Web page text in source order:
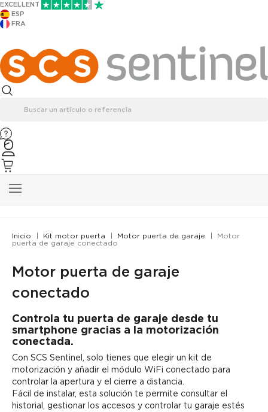
EXCELLENT
ESP
FRA
Inicio Kit motor puerta Motor puerta de garaje
Motor
puerta de garaje conectado
Motor puerta de garaje
conectado
Controla tu puerta de garaje desde tu
smartphone gracias a la motorización
conectada.
Con SCS Sentinel, solo tienes que elegir un kit de
motorización y añadir el módulo WiFi conectado para
controlar la apertura y el cierre a distancia.
Fácil de instalar, esta solución te permite consultar el
historial, gestionar los accesos y controlar tu garaje estés